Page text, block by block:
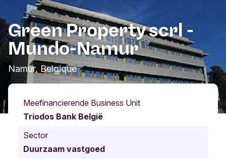
Green Property scrl -
Mundo-Namur
Namur, Belgique
Meefinancierende Business Unit
Triodos Bank België
Sector
Duurzaam vastgoed